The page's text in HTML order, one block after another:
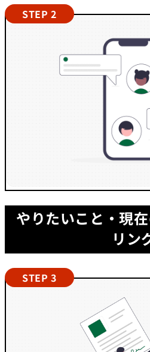
STEP 2
やりたいこと・現
リン
STEP 3